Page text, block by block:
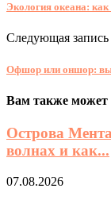
Экология океана:
Следующая запись
Офшор или оншор:
Вам также может
Острова
волнах и как...
07.08.2026